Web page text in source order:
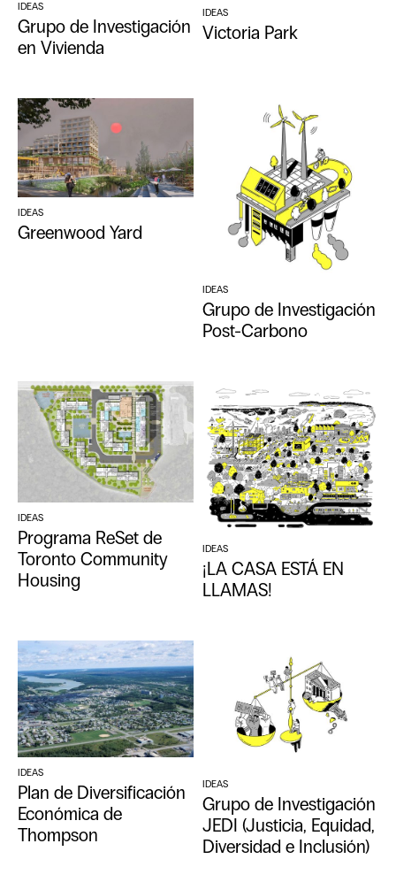
IDEAS
Grupo de Investigación
en Vivienda
IDEAS
Victoria Park
IDEAS
Greenwood Yard
IDEAS
Grupo de Investigación
Post-Carbono
IDEAS
Programa ReSet de
Toronto Community
Housing
IDEAS
¡LA CASA ESTÁ EN
LLAMAS!
IDEAS
Plan de Diversificación
Económica de
Thompson
IDEAS
Grupo de Investigación
JEDI (Justicia, Equidad,
Diversidad e Inclusión)